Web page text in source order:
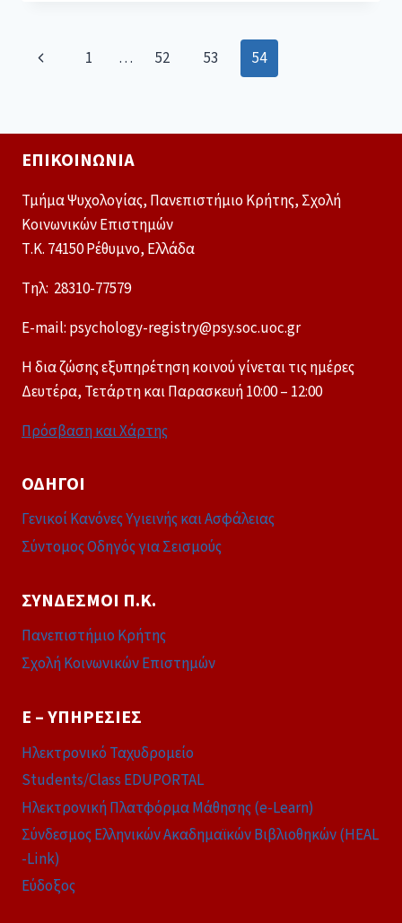
1 … 52 53 54
ΕΠΙΚΟΙΝΩΝΊΑ
Τμήμα Ψυχολογίας, Πανεπιστήμιο Κρήτης, Σχολή
Κοινωνικών Επιστημών
Τ.Κ. 74150 Ρέθυμνο, Ελλάδα
Tηλ: 28310-77579
E-mail: psychology-registry@psy.soc.uoc.gr
Η δια ζώσης εξυπηρέτηση κοινού γίνεται τις ημέρες
Δευτέρα, Τετάρτη και Παρασκευή 10:00 – 12:00
Πρόσβαση και Χάρτης
ΟΔΗΓΟΊ
Γενικοί Κανόνες Υγιεινής και Ασφάλειας
Σύντομος Οδηγός για Σεισμούς
ΣΎΝΔΕΣΜΟΙ Π.Κ.
Πανεπιστήμιο Κρήτης
Σχολή Κοινωνικών Επιστημών
E – ΥΠΗΡΕΣΊΕΣ
Ηλεκτρονικό Ταχυδρομείο
Students/Class EDUPORTAL
Ηλεκτρονική Πλατφόρμα Μάθησης (e-Learn)
Σύνδεσμος Ελληνικών Ακαδημαϊκών Βιβλιοθηκών (HEAL
-Link)
Εύδοξος